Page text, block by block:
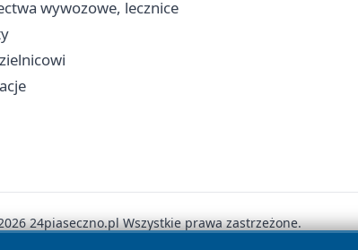
wywozowe, lecznice
24piaseczno.pl Wszystkie prawa zastrzeżone.